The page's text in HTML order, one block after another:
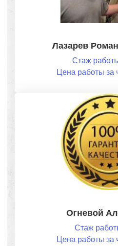
Лазарев
Стаж
Цена работы за
Огневой
Стаж
Цена работы за